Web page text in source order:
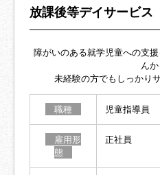
放課後等デイサービ
障がいのある就学児童への支
んか
未経験の方でもしっかり
職種 児童指導員
雇用形
態
正社